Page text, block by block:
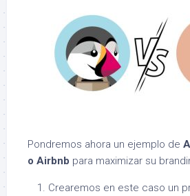
Pondremos ahora un ejemplo de
o Airbnb para maximizar su
Crearemos en este caso un